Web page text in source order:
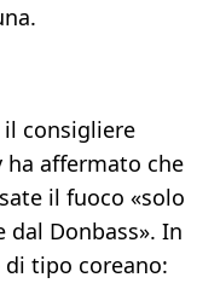
il consigliere
ha affermato che
il fuoco «solo
Donbass». In
tipo coreano: